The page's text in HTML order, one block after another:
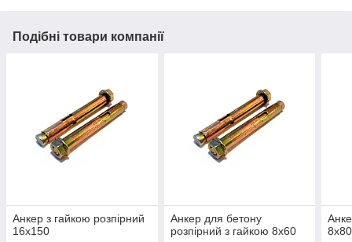
Подібні товари компанії
Анкер з гайкою розпірний
16х150
Анкер для бетону
розпірний з гайкою 8х60
8х80